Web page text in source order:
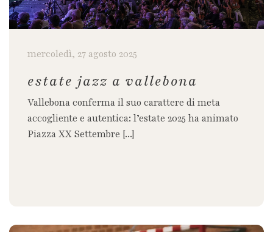
mercoledì, 27 agosto 2025
estate jazz a vallebona
Vallebona conferma il suo carattere di meta
accogliente e autentica: l’estate 2025 ha animato
Piazza XX Settembre [...]